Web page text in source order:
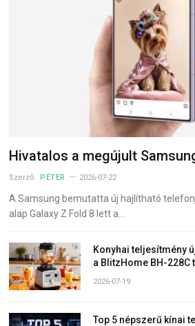
Hivatalos a megújult
Szerző: PÉTER 2026-07-22
A Samsung bemutatta új hajlítható
alap Galaxy Z Fold 8 lett a…
Konyhai teljesítmény
a BlitzHome BH-228C
2026-07-19
Top 5 népszerű kínai